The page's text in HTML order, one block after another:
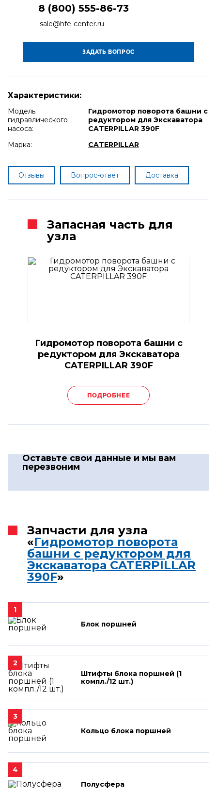
8 (800) 555-86-73
sale@hfe-center.ru
Характеристики:
Модель
гидравлического
насоса:
Гидромотор поворота башни с
редуктором для Экскаватора
CATERPILLAR 390F
Марка:
CATERPILLAR
Отзывы Вопрос-ответ Доставка
Запасная часть для
узла
Гидромотор поворота башни с
редуктором для Экскаватора
CATERPILLAR 390F
ПОДРОБНЕЕ
Оставьте свои данные и мы вам
перезвоним
Запчасти для узла
«Гидромотор поворота
башни с редуктором для
Экскаватора CATERPILLAR
390F»
1
Блок поршней
2
Штифты блока поршней (1
компл./12 шт.)
3
Кольцо блока поршней
4
Полусфера